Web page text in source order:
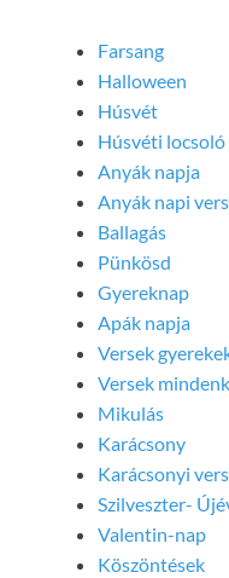
Farsang
Halloween
Húsvét
Húsvéti locsoló
Anyák napja
Anyák napi
Ballagás
Pünkösd
Gyereknap
Apák napja
Versek
Versek
Mikulás
Karácsony
Karácsonyi
Szilveszter-
Valentin-nap
Köszöntések